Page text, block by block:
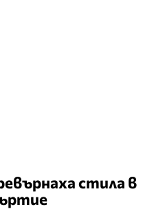
стила в